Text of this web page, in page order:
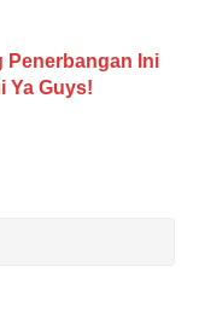
Penerbangan Ini
Ya Guys!